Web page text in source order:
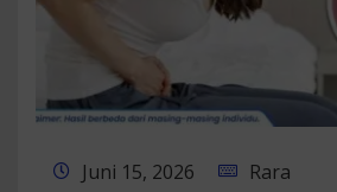
Juni 15, 2026 Rara